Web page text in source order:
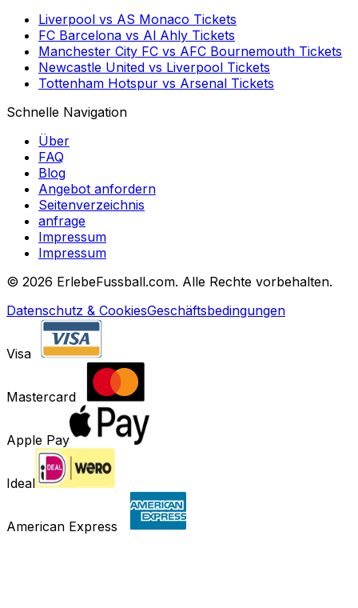
Liverpool vs AS Monaco Tickets
FC Barcelona vs Al Ahly Tickets
Manchester City FC vs AFC Bournemouth Tickets
Newcastle United vs Liverpool Tickets
Tottenham Hotspur vs Arsenal Tickets
Schnelle Navigation
Über
FAQ
Blog
Angebot anfordern
Seitenverzeichnis
anfrage
Impressum
Impressum
© 2026 ErlebeFussball.com. Alle Rechte vorbehalten.
Datenschutz & CookiesGeschäftsbedingungen
Visa
Mastercard
Apple Pay
Ideal
American Express